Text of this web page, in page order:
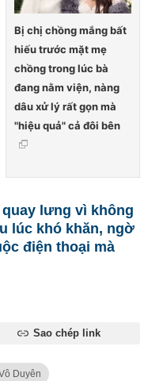
Bị chị chồng mắng bất
hiếu trước mặt mẹ
chồng trong lúc bà
đang nằm viện, nàng
dâu xử lý rất gọn mà
"hiệu quả" cả đôi bên
lưng vì không
lúc khó khăn, ngờ
điện thoại mà
Sao chép link
Duyên